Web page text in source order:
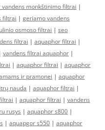
monkštinimo filtrai |
filtrai | geriamo vandens
osmoso filtrai | seo
filtrai | aquaphor filtrai |
vandens filtrai aquaphor |
| aquaphor filtrai | aquaphor
ir pramonei | aquaphor
nauda | aquaphor filtrai |
| aquaphor filtrai | vandens
rusys | aquaphor s800 |
| aquapgor s550 | aquaphor